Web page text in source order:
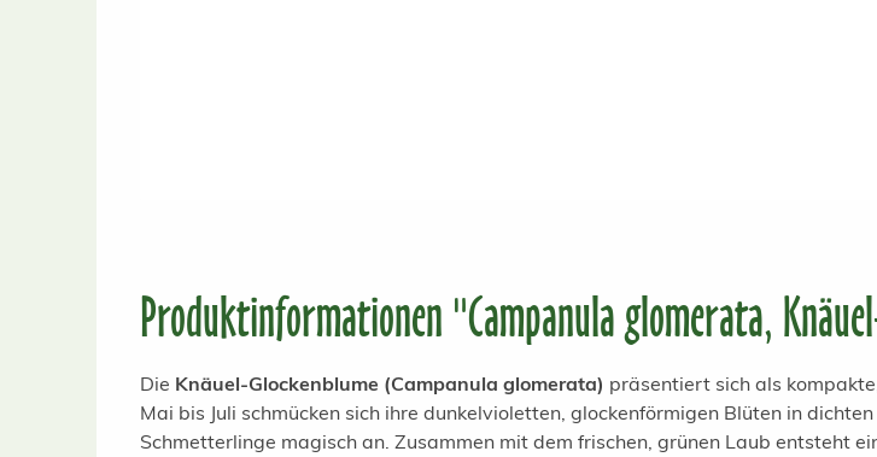
Produktinformationen "Campanula glomerata,
Die Knäuel-Glockenblume (Campanula glomerata) präsentiert sich als
Mai bis Juli schmücken sich ihre dunkelvioletten, glockenförmigen Blüten in
Schmetterlinge magisch an. Zusammen mit dem frischen, grünen Laub entsteht